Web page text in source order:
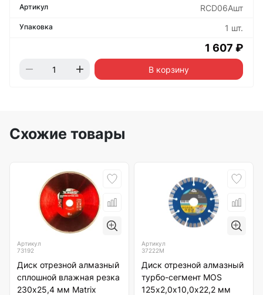
RCD06Aшт
1 шт.
1 607 ₽
В корзину
Схожие товары
Артикул
73192
Диск отрезной алмазный
сплошной влажная резка
230х25,4 мм Matrix
Артикул
37222М
Диск отрезной алмазный
турбо-сегмент MOS
125х2,0х10,0х22,2 мм